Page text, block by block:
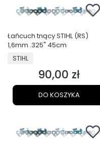
Łańcuch tnący STIHL (RS)
1,6mm .325" 45cm
PRODUCENT
STIHL
Cena
90,00 zł
DO KOSZYKA